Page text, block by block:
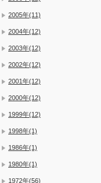
2005年(11)
2004年(12)
2003年(12)
2002年(12)
2001年(12)
2000年(12)
1999年(12)
1998年(1)
1986年(1)
1980年(1)
1972年(56)